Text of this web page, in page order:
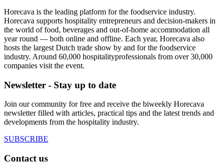
Horecava is the leading platform for the foodservice industry.
Horecava supports hospitality entrepreneurs and decision-makers in
the world of food, beverages and out-of-home accommodation all
year round — both online and offline. Each year, Horecava also
hosts the largest Dutch trade show by and for the foodservice
industry. Around 60,000 hospitalityprofessionals from over 30,000
companies visit the event.
Newsletter - Stay up to date
Join our community for free and receive the biweekly Horecava
newsletter filled with articles, practical tips and the latest trends and
developments from the hospitality industry.
SUBSCRIBE
Contact us